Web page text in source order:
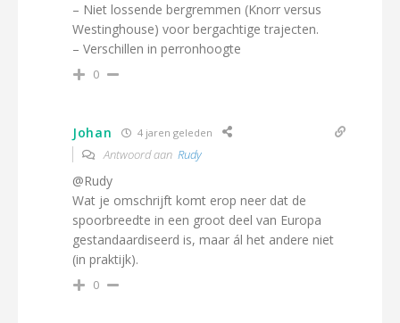
– Niet lossende bergremmen (Knorr versus
Westinghouse) voor bergachtige trajecten.
– Verschillen in perronhoogte
0
Johan 4 jaren geleden
Antwoord aan Rudy
@Rudy
Wat je omschrijft komt erop neer dat de
spoorbreedte in een groot deel van Europa
gestandaardiseerd is, maar ál het andere niet
(in praktijk).
0